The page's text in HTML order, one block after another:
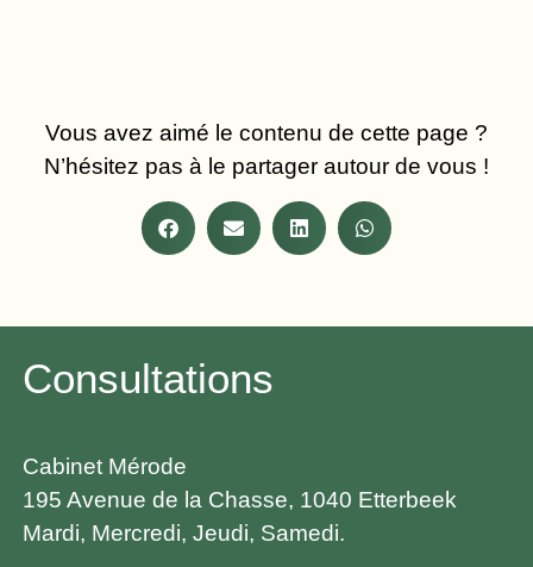
Vous avez aimé le contenu de cette page ?
N’hésitez pas à le partager autour de vous !
Consultations
Cabinet Mérode
195 Avenue de la Chasse, 1040 Etterbeek
Mardi, Mercredi, Jeudi, Samedi.